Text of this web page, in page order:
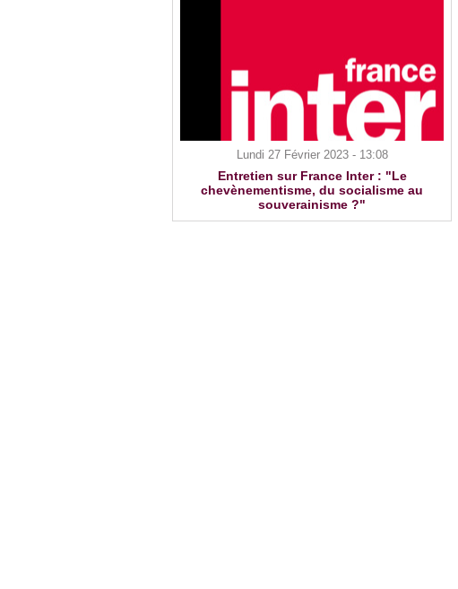
Lundi 27 Février 2023 - 13:08
Entretien sur France Inter : "Le
chevènementisme, du socialisme au
souverainisme ?"